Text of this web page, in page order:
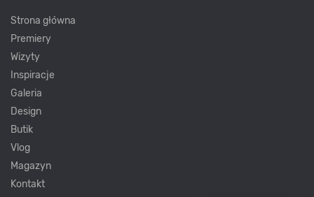
Strona główna
Premiery
Wizyty
Inspiracje
Galeria
Design
Butik
Vlog
Magazyn
Kontakt